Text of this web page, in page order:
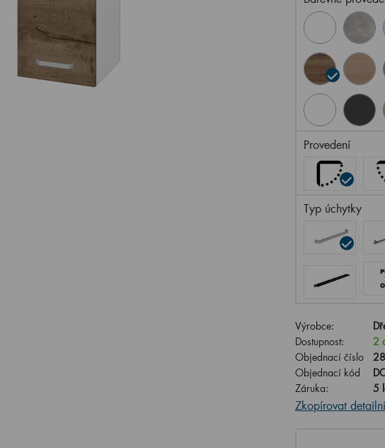
Provedení
Typ úchytky
Výrobce:
Dostupnost:
2
Objednací číslo
Objednací kód
Záruka:
5
Zkopírovat